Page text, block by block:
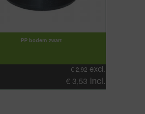
PP bodem zwart
€ 2,92 excl.
€ 3,53 incl.